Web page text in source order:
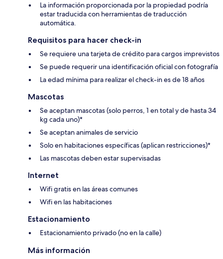
La información proporcionada por la propiedad podría
estar traducida con herramientas de traducción
automática.
Requisitos para hacer check-in
Se requiere una tarjeta de crédito para cargos imprevistos
Se puede requerir una identificación oficial con fotografía
La edad mínima para realizar el check-in es de 18 años
Mascotas
Se aceptan mascotas (solo perros, 1 en total y de hasta 34
kg cada uno)*
Se aceptan animales de servicio
Solo en habitaciones específicas (aplican restricciones)*
Las mascotas deben estar supervisadas
Internet
Wifi gratis en las áreas comunes
Wifi en las habitaciones
Estacionamiento
Estacionamiento privado (no en la calle)
Más información